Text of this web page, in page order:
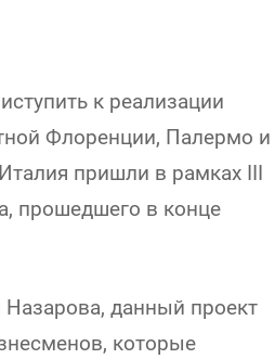
к реализации
Флоренции, Палермо и
пришли в рамках III
прошедшего в конце
данный проект
которые